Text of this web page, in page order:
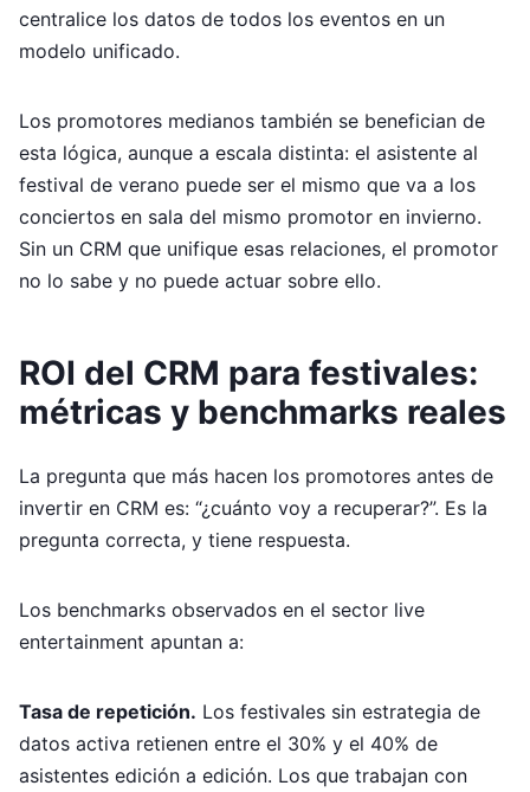
centralice los datos de todos los eventos en un
modelo unificado.
Los promotores medianos también se benefician de
esta lógica, aunque a escala distinta: el asistente al
festival de verano puede ser el mismo que va a los
conciertos en sala del mismo promotor en invierno.
Sin un CRM que unifique esas relaciones, el promotor
no lo sabe y no puede actuar sobre ello.
ROI del CRM para festivales:
métricas y benchmarks reales
La pregunta que más hacen los promotores antes de
invertir en CRM es: “¿cuánto voy a recuperar?”. Es la
pregunta correcta, y tiene respuesta.
Los benchmarks observados en el sector live
entertainment apuntan a:
Tasa de repetición. Los festivales sin estrategia de
datos activa retienen entre el 30% y el 40% de
asistentes edición a edición. Los que trabajan con